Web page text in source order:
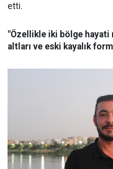
etti.
"Özellikle iki bölge hayati
altları ve eski kayalık